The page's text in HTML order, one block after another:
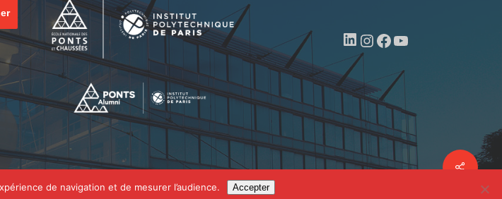
Share
LinkedIn
Instagram
Facebook
de navigation et de mesurer l’audience. Accepter